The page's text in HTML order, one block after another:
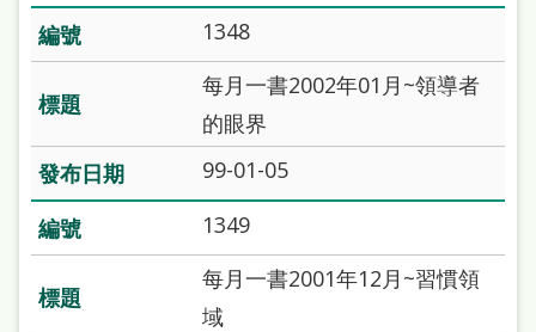
私
權
網
站
安
全
1348
每月一書2002年01月~領導者
的眼界
99-01-05
1349
每月一書2001年12月~習慣領
域